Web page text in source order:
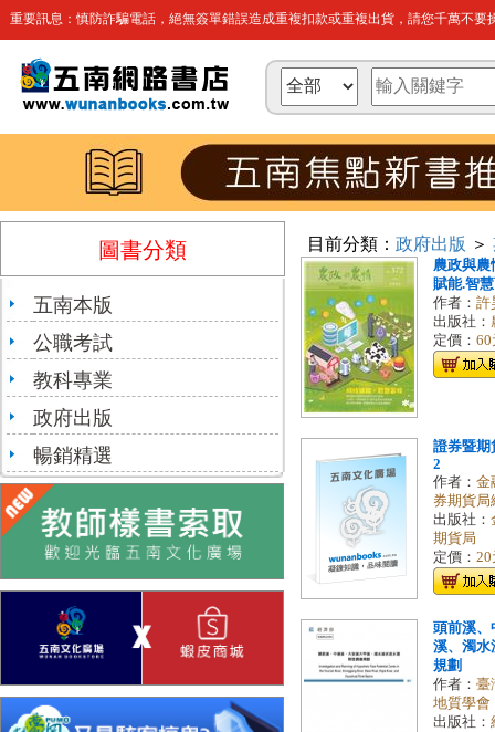
重要訊息：慎防詐騙電話，絕無簽單錯誤造成重複扣款或重複出貨，請您千萬不要
圖書分類
五南本版
公職考試
教科專業
政府出版
暢銷精選
目前分類： 政府出版 ＞
農政與農
賦能.智
作者： 許
出版社：
定價： 60
證券暨期
2
作者： 金
券期貨局
出版社：
期貨局
定價： 20
頭前溪、
溪、濁水
規劃
作者： 臺
地質學會
出版社：